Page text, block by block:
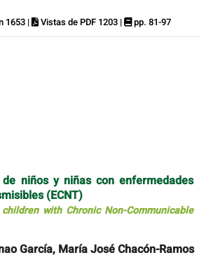
1653 | Vistas de PDF 1203 | pp. 81-97
niños y niñas con enfermedades
(ECNT)
with Chronic Non-Communicable
García, María José Chacón-Ramos